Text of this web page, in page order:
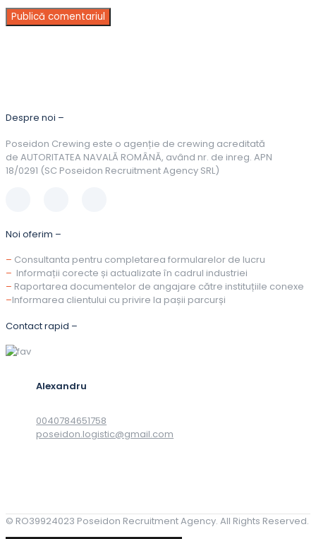
Despre noi –
Poseidon Crewing este o agenție de crewing acreditată
de AUTORITATEA NAVALĂ ROMÂNĂ, având nr. de inreg. APN
18/0291 (SC Poseidon Recruitment Agency SRL)
Noi oferim –
– Consultanta pentru completarea formularelor de lucru
– Informații corecte și actualizate în cadrul industriei
– Raportarea documentelor de angajare către instituțiile conexe
–Informarea clientului cu privire la pașii parcurși
Contact rapid –
Alexandru
0040784651758
poseidon.logistic@gmail.com
© RO39924023 Poseidon Recruitment Agency. All Rights Reserved.